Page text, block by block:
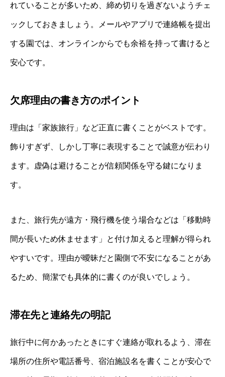
れていることが多いため、締め切りを過ぎないようチェ
ックしておきましょう。メールやアプリで連絡帳を提出
する園では、オンラインからでも余裕を持って書けると
安心です。
欠席理由の書き方のポイント
理由は「家族旅行」など正直に書くことがベストです。
飾りすぎず、しかし丁寧に表現することで誠意が伝わり
ます。虚偽は避けることが信頼関係を守る鍵になりま
す。
また、旅行先が遠方・飛行機を使う場合などは「移動時
間が長いため休ませます」と付け加えると理解が得られ
やすいです。理由が曖昧だと園側で不安になることがあ
るため、簡潔でも具体的に書くのが良いでしょう。
滞在先と連絡先の明記
旅行中に何かあったときにすぐ連絡が取れるよう、滞在
場所の住所や電話番号、宿泊施設名を書くことが安心で